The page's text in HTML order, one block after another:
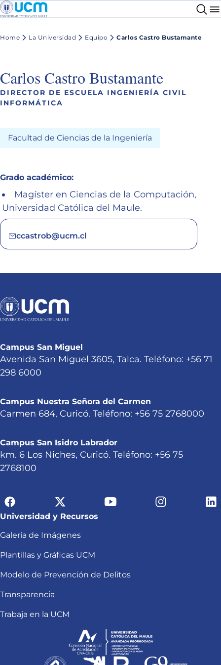
Home La Universidad Equipo Carlos Castro Bustamante
Carlos Castro Bustamante
DIRECTOR DE ESCUELA INGENIERÍA CIVIL
INFORMÁTICA
Facultad de Ciencias de la Ingeniería
Grado académico:
Magíster en Ciencias de la Computación,
Universidad Católica del Maule.
ccastrob@ucm.cl
Campus San Miguel
Avenida San Miguel 3605, Talca. Teléfono: +56 71
298 6000
Campus Nuestra Señora del Carmen
Carmen 684, Curicó. Teléfono: +56 75 2768000
Campus San Isidro Labrador
km. 6 Los Niches, Curicó. Teléfono: +56 75
2768100
Universidad y Recursos
Galería de Imágenes
Plantillas y Gráficas UCM
Modelo de Prevención de Delitos
Transparencia
Trabaja en la UCM